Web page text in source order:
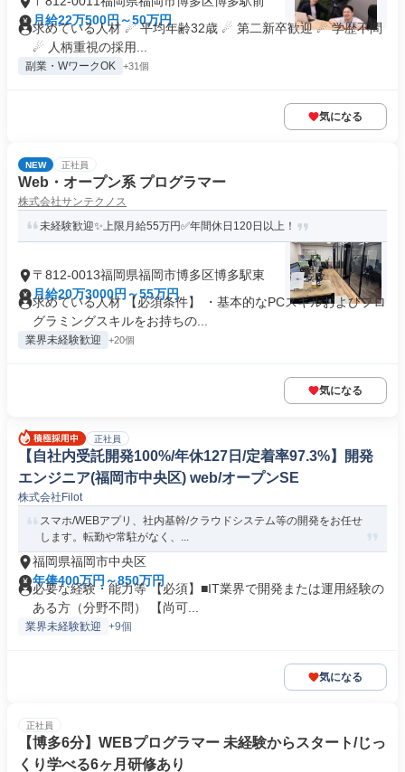
月給22万500円～50万円
求めている人材 ☄ 平均年齢32歳 ☄ 第二新卒歓迎 ☄ 学歴不問
☄ 人柄重視の採用...
副業・WワークOK +31個
気になる
NEW 正社員
Web・オープン系 プログラマー
株式会社サンテクノス
未経験歓迎✨上限月給55万円✅年間休日120日以上！
〒812-0013福岡県福岡市博多区博多駅東
月給20万3000円～55万円
求めている人材 【必須条件】 ・基本的なPCスキルおよびプロ
グラミングスキルをお持ちの...
業界未経験歓迎 +20個
気になる
正社員
【自社内受託開発100%/年休127日/定着率97.3%】開発
エンジニア(福岡市中央区) web/オープンSE
株式会社Filot
スマホ/WEBアプリ、社内基幹/クラウドシステム等の開発をお任せ
します。転勤や常駐がなく、...
福岡県福岡市中央区
年俸400万円～850万円
必要な経験・能力等 【必須】■IT業界で開発または運用経験の
ある方（分野不問） 【尚可...
業界未経験歓迎 +9個
気になる
正社員
【博多6分】WEBプログラマー 未経験からスタート/じっ
くり学べる6ヶ月研修あり